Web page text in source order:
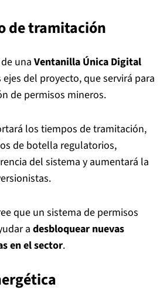
de tramitación
una Ventanilla Única Digital
del proyecto, que servirá para
de permisos mineros.
los tiempos de tramitación,
de botella regulatorios,
del sistema y aumentará la
que un sistema de permisos
a desbloquear nuevas
en el sector.